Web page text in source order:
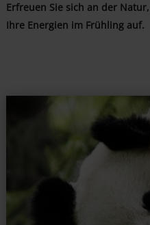
Erfreuen Sie sich an der
Ihre Energien im Frühling auf.